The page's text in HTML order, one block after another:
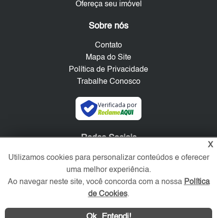
Ofereça seu imóvel
Sobre nós
Contato
Mapa do Site
Política de Privacidade
Trabalhe Conosco
Verificada por
Redes Sociais
X
Utilizamos cookies para personalizar conteúdos e oferecer
uma melhor experiência.
Ao navegar neste site, você concorda com a nossa Política
de Cookies.